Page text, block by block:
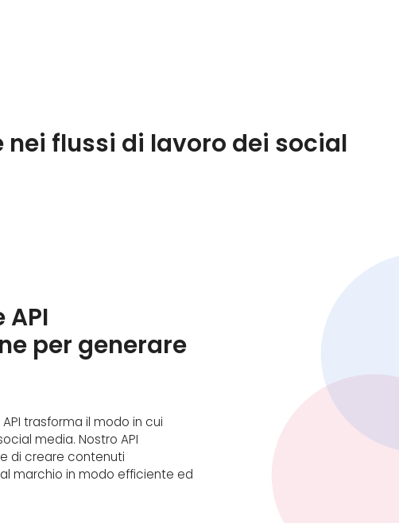
flussi di lavoro dei social
API
per generare
trasforma il modo in cui
media. Nostro API
di creare contenuti
marchio in modo efficiente ed